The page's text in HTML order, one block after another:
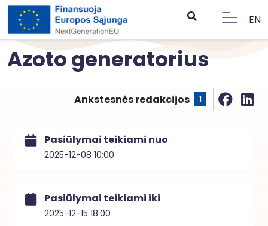
EN
Azoto generatorius
Ankstesnės redakcijos 1
Pasiūlymai teikiami nuo
2025-12-08 10:00
Pasiūlymai teikiami iki
2025-12-15 18:00